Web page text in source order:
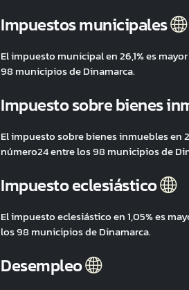
Impuestos municipales
El impuesto municipal en 26,1% es
98 municipios de Dinamarca.
Impuesto sobre bienes
El impuesto sobre bienes inmuebles en
número24 entre los 98 municipios de
Impuesto eclesiástico
El impuesto eclesiástico en 1,05% es
los 98 municipios de Dinamarca.
Desempleo